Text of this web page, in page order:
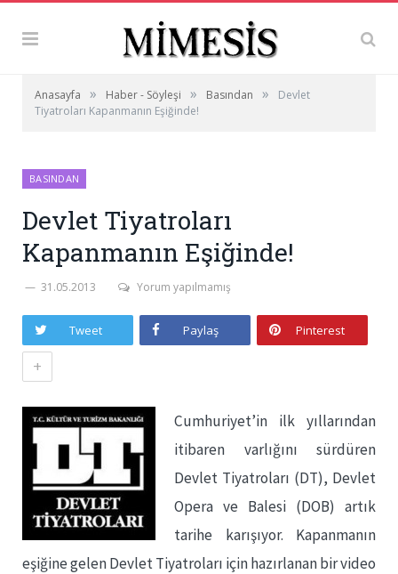
Anasayfa » Haber - Söyleşi » Basından »
Devlet
Tiyatroları Kapanmanın Eşiğinde!
BASINDAN
Devlet Tiyatroları
Kapanmanın Eşiğinde!
31.05.2013 Yorum yapılmamış
Tweet Paylaş Pinterest
+
Cumhuriyet’in ilk yıllarından
itibaren varlığını sürdüren
Devlet Tiyatroları (DT), Devlet
Opera ve Balesi (DOB) artık
tarihe karışıyor. Kapanmanın
eşiğine gelen Devlet Tiyatroları için hazırlanan bir video